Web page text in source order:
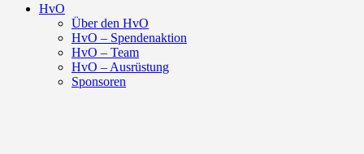
HvO
Über den HvO
HvO – Spendenaktion
HvO – Team
HvO – Ausrüstung
Sponsoren